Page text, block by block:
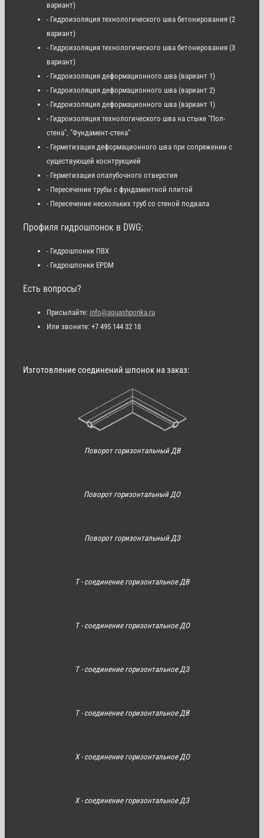
вариант)
- Гидроизоляция технологического шва бетонирования (2
вариант)
- Гидроизоляция технологического шва бетонирования (3
вариант)
- Гидроизоляция деформационного шва (вариант 1)
- Гидроизоляция деформационного шва (вариант 2)
- Гидроизоляция деформационного шва (вариант 1)
- Гидроизоляция технологического шва на стыке "Пол-
стена", "Фундамент-стена"
- Герметизация деформационного шва при сопряжении с
существующей коснтрукцией
- Герметизация опалубочного отверстия
- Пересечение трубы с фундаментной плитой
- Пересечение нескольких труб со стеной подвала
Профиля гидрошпонок в DWG:
- Гидрошпонки ПВХ
- Гидрошпонки EPDM
Есть вопросы?
Присылайте: info@aquashponka.ru
Или звоните: +7 495 144 32 18
Изготовление соединений шпонок на заказ:
Поворот горизонтальный ДВ
Поворот горизонтальный ДО
Поворот горизонтальный ДЗ
Т - соединение горизонтальное ДВ
Т - соединение горизонтальное ДО
Т - соединение горизонтальное ДЗ
Т - соединение горизонтальное ДВ
Х - соединение горизонтальное ДО
Х - соединение горизонтальное ДЗ